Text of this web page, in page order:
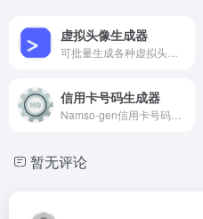
虚拟头像生成器
信用卡号码生成器
暂无评论